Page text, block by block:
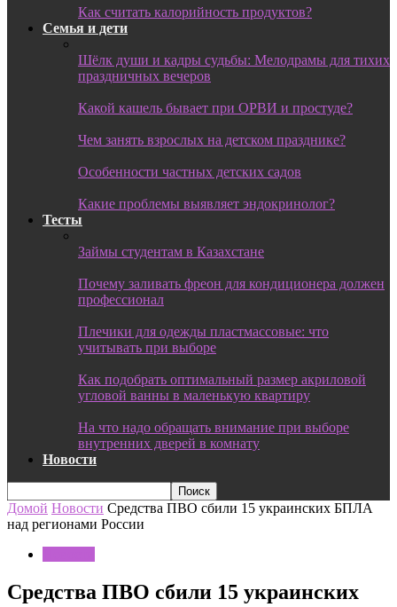
Как считать калорийность продуктов?
Семья и дети
Шёлк души и кадры судьбы: Мелодрамы для тихих
праздничных вечеров
Какой кашель бывает при ОРВИ и простуде?
Чем занять взрослых на детском празднике?
Особенности частных детских садов
Какие проблемы выявляет эндокринолог?
Тесты
Займы студентам в Казахстане
Почему заливать фреон для кондиционера должен
профессионал
Плечики для одежды пластмассовые: что
учитывать при выборе
Как подобрать оптимальный размер акриловой
угловой ванны в маленькую квартиру
На что надо обращать внимание при выборе
внутренних дверей в комнату
Новости
Домой Новости Средства ПВО сбили 15 украинских БПЛА
над регионами России
Средства ПВО сбили 15 украинских